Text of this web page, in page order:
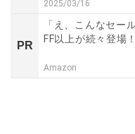
2025/03/16
PR
「え、こんなセー
FF以上が続々登場
Amazon